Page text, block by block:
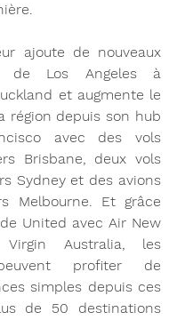
ajoute de nouveaux
de Los Angeles à
et augmente le
région depuis son hub
avec des vols
Brisbane, deux vols
Sydney et des avions
Melbourne. Et grâce
United avec Air New
Australia, les
profiter de
simples depuis ces
de 50 destinations